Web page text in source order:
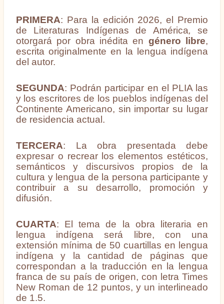
PRIMERA: Para la edición 2026, el Premio
de Literaturas Indígenas de América, se
otorgará por obra inédita en género libre,
escrita originalmente en la lengua indígena
del autor.
SEGUNDA: Podrán participar en el PLIA las
y los escritores de los pueblos indígenas del
Continente Americano, sin importar su lugar
de residencia actual.
TERCERA: La obra presentada debe
expresar o recrear los elementos estéticos,
semánticos y discursivos propios de la
cultura y lengua de la persona participante y
contribuir a su desarrollo, promoción y
difusión.
CUARTA: El tema de la obra literaria en
lengua indígena será libre, con una
extensión mínima de 50 cuartillas en lengua
indígena y la cantidad de páginas que
correspondan a la traducción en la lengua
franca de su país de origen, con letra Times
New Roman de 12 puntos, y un interlineado
de 1.5.